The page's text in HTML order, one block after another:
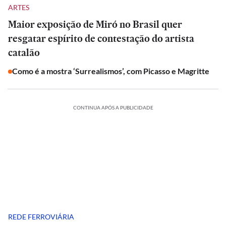
ARTES
Maior exposição de Miró no Brasil quer
resgatar espírito de contestação do artista
catalão
Como é a mostra ‘Surrealismos’, com Picasso e Magritte
CONTINUA APÓS A PUBLICIDADE
REDE FERROVIÁRIA